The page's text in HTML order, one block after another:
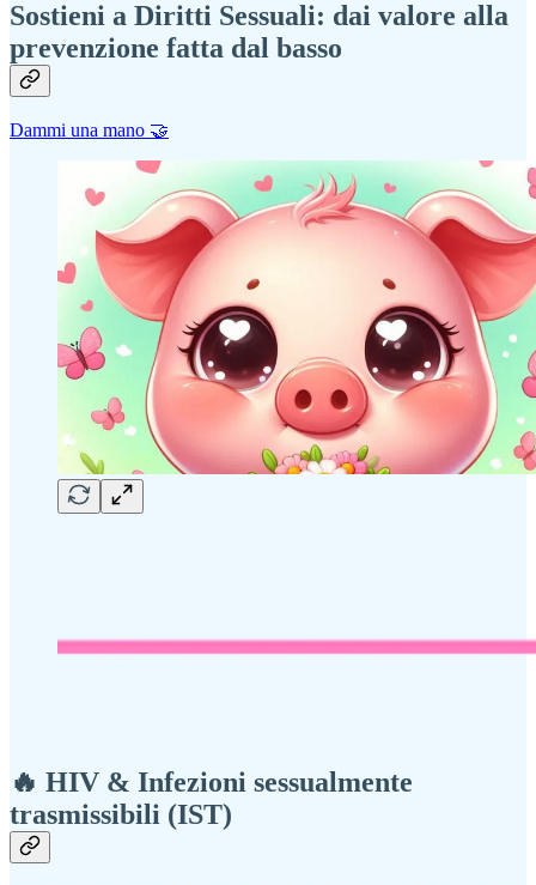
Sostieni a Diritti Sessuali: dai valore alla
prevenzione fatta dal basso
Dammi una mano 🤝
🔥 HIV & Infezioni sessualmente
trasmissibili (IST)